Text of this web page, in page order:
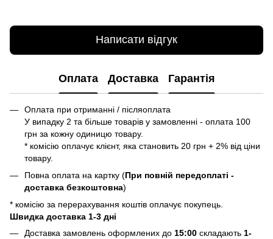
Написати відгук
Оплата Доставка Гарантія
Оплата при отриманні / післяоплата
У випадку 2 та більше товарів у замовленні - оплата 100
грн за кожну одиницю товару.
* комісію оплачує клієнт, яка становить 20 грн + 2% від ціни
товару.
Повна оплата на картку (При повній передоплаті -
доставка безкоштовна)
* комісію за перерахування коштів оплачує покупець.
Швидка доставка 1-3 дні
Доставка замовлень оформлених до 15:00 складають 1-